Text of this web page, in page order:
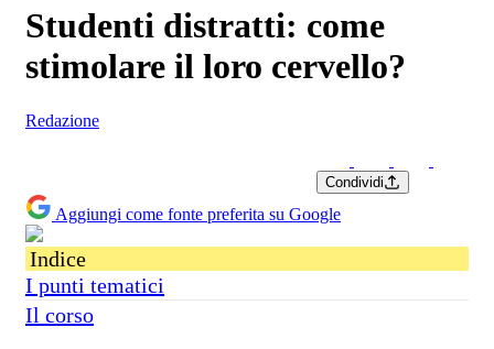
Studenti distratti: come
stimolare il loro cervello?
Redazione
Condividi
Aggiungi come fonte preferita su Google
Indice
I punti tematici
Il corso